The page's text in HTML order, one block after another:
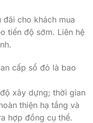
cho khách mua
tiến độ sớm. Liên hệ
cấp sổ đỏ là bao
xây dựng; thời gian
thiện hạ tầng và
hợp đồng cụ thể.